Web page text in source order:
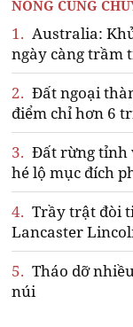
NÓNG CÙNG
1. Australia:
ngày càng trầm
2. Đất ngoại
điểm chỉ hơn 6
3. Đất rừng tỉnh
hé lộ mục đích
4. Trầy trật đòi
Lancaster
5. Tháo dỡ
núi